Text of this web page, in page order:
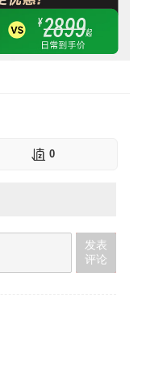
0
发表
评论